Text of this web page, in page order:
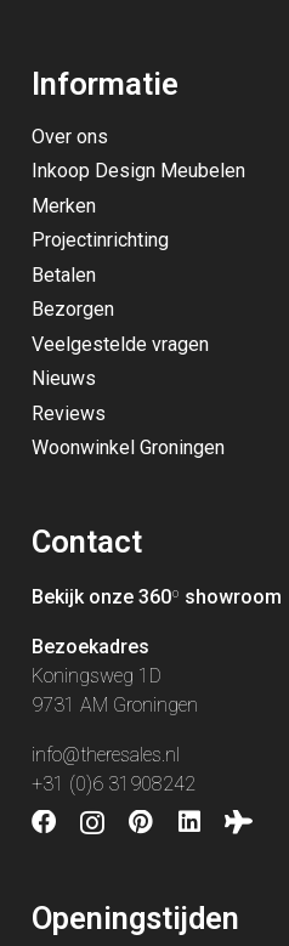
Informatie
Over ons
Inkoop Design Meubelen
Merken
Projectinrichting
Betalen
Bezorgen
Veelgestelde vragen
Nieuws
Reviews
Woonwinkel Groningen
Contact
Bekijk onze 360º showroom
Bezoekadres
Koningsweg 1D
9731 AM Groningen
info@theresales.nl
+31 (0)6 31908242
Openingstijden